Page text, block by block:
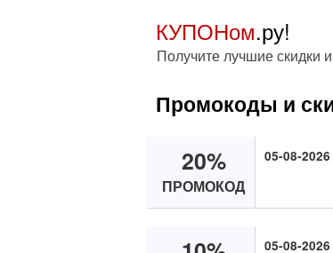
КУПОНом.ру!
Получите лучшие скидки
Промокоды и
20%
ПРОМОКОД
05-08-2026
05-08-2026